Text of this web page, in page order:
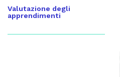
Valutazione degli
apprendimenti